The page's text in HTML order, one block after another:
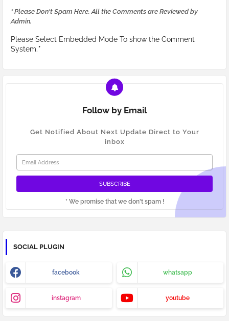
* Please Don't Spam Here. All the Comments are Reviewed by
Admin.
Please Select Embedded Mode To show the Comment
System.*
Follow by Email
Get Notified About Next Update Direct to Your
inbox
* We promise that we don't spam !
SOCIAL PLUGIN
facebook whatsapp
instagram youtube